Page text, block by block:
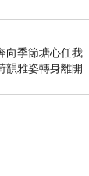
沒做
向季節塘心任我
韻雅姿轉身離開
望